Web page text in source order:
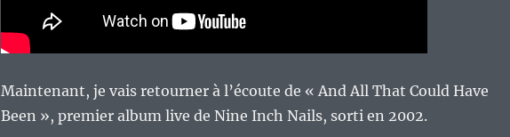
Maintenant, je vais retourner à l’écoute de « And All That Could Have
Been », premier album live de Nine Inch Nails, sorti en 2002.